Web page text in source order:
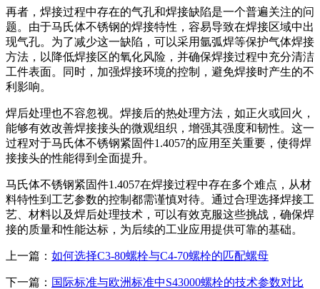
再者，焊接过程中存在的气孔和焊接缺陷是一个普遍关注的问
题。由于马氏体不锈钢的焊接特性，容易导致在焊接区域中出
现气孔。为了减少这一缺陷，可以采用氩弧焊等保护气体焊接
方法，以降低焊接区的氧化风险，并确保焊接过程中充分清洁
工件表面。同时，加强焊接环境的控制，避免焊接时产生的不
利影响。
焊后处理也不容忽视。焊接后的热处理方法，如正火或回火，
能够有效改善焊接接头的微观组织，增强其强度和韧性。这一
过程对于马氏体不锈钢紧固件1.4057的应用至关重要，使得焊
接接头的性能得到全面提升。
马氏体不锈钢紧固件1.4057在焊接过程中存在多个难点，从材
料特性到工艺参数的控制都需谨慎对待。通过合理选择焊接工
艺、材料以及焊后处理技术，可以有效克服这些挑战，确保焊
接的质量和性能达标，为后续的工业应用提供可靠的基础。
上一篇： 如何选择C3-80螺栓与C4-70螺栓的匹配螺母
下一篇： 国际标准与欧洲标准中S43000螺栓的技术参数对比